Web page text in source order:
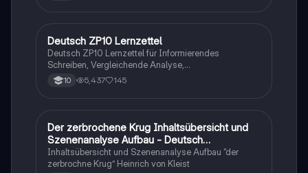
Deutsch
Deutsch ZP10 Lernzettel
Deutsch ZP10 Lernzettel für Informierendes
Schreiben, Vergleichende Analyse,
Sachtexte/Roman/Gedicht..
10 5,437 145
Deutsch
Der zerbrochene Krug Inhaltsübersicht und
Szenenanalyse Aufbau - Deutsch
Q1/Q2/Abitur
Inhaltsübersicht und Szenenanalyse Aufbau “der
zerbrochne Krug” Heinrich von Kleist